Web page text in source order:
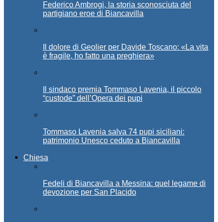
Federico Ambrogi, la storia sconosciuta del
partigiano eroe di Biancavilla
Il dolore di Geolier per Davide Toscano: «La vita
è fragile, ho fatto una preghiera»
Il sindaco premia Tommaso Lavenia, il piccolo
“custode” dell’Opera dei pupi
Tommaso Lavenia salva 74 pupi siciliani:
patrimonio Unesco ceduto a Biancavilla
Chiesa
Fedeli di Biancavilla a Messina: quel legame di
devozione per San Placido